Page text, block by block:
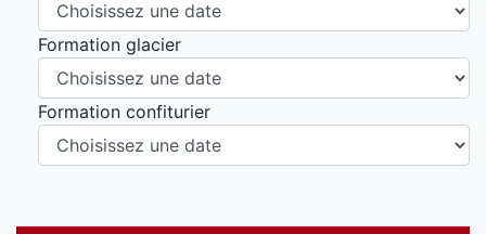
Formation glacier
Formation confiturier